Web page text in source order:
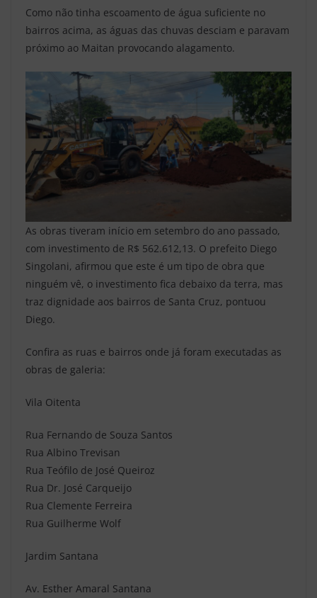
Como não tinha escoamento de água suficiente no
bairros acima, as águas das chuvas desciam e paravam
próximo ao Maitan provocando alagamento.
As obras tiveram início em setembro do ano passado,
com investimento de R$ 562.612,13. O prefeito Diego
Singolani, afirmou que este é um tipo de obra que
ninguém vê, o investimento fica debaixo da terra, mas
traz dignidade aos bairros de Santa Cruz, pontuou
Diego.
Confira as ruas e bairros onde já foram executadas as
obras de galeria:
Vila Oitenta
Rua Fernando de Souza Santos
Rua Albino Trevisan
Rua Teófilo de José Queiroz
Rua Dr. José Carqueijo
Rua Clemente Ferreira
Rua Guilherme Wolf
Jardim Santana
Av. Esther Amaral Santana